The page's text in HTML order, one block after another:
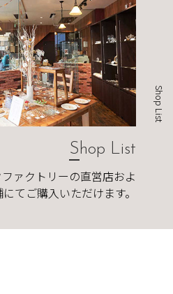
Shop List
Shop List
ァクトリーの直営店およ
てご購入いただけます。